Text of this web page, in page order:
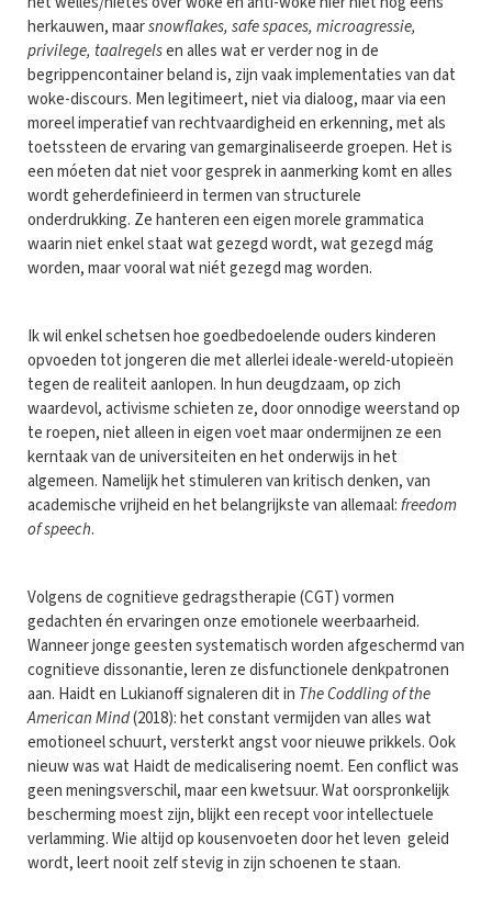
herkauwen, maarsnowflakes, safe spaces, microagressie,
privilege, taalregelsen alles wat er verder nog in de
begrippencontainer beland is, zijn vaak implementaties van dat
woke-discours. Men legitimeert, niet via dialoog, maar via een
moreel imperatief van rechtvaardigheid en erkenning, met als
toetssteen de ervaring van gemarginaliseerde groepen. Het is
een móeten dat niet voor gesprek in aanmerking komt en alles
wordt geherdefinieerd in termen van structurele
onderdrukking. Ze hanteren een eigen morele grammatica
waarin niet enkel staat wat gezegd wordt, wat gezegd mág
worden, maar vooral wat niét gezegd mag worden.
Ik wil enkel schetsen hoe goedbedoelende ouders kinderen
opvoeden tot jongeren die met allerlei ideale-wereld-utopieën
tegen de realiteit aanlopen. In hun deugdzaam, op zich
waardevol, activisme schieten ze, door onnodige weerstand op
te roepen, niet alleen in eigen voet maar ondermijnen ze een
kerntaak van de universiteiten en het onderwijs in het
algemeen. Namelijk het stimuleren van kritisch denken, van
academische vrijheid en het belangrijkste van allemaal:freedom
of speech.
Volgens de cognitieve gedragstherapie (CGT) vormen
gedachten én ervaringen onze emotionele weerbaarheid.
Wanneer jonge geesten systematisch worden afgeschermd van
cognitieve dissonantie, leren ze disfunctionele denkpatronen
aan. Haidt en Lukianoff signaleren dit in The Coddling of the
American Mind(2018): het constant vermijden van alles wat
emotioneel schuurt, versterkt angst voor nieuwe prikkels. Ook
nieuw was wat Haidt de medicalisering noemt. Een conflict was
geen meningsverschil, maar een kwetsuur. Wat oorspronkelijk
bescherming moest zijn, blijkt een recept voor intellectuele
verlamming. Wie altijd op kousenvoeten door het leven geleid
wordt, leert nooit zelf stevig in zijn schoenen te staan.